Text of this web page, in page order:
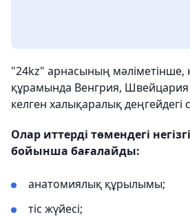
"24kz" арнасының
құрамында Венгрия,
келген халықаралық
Олар иттерді төмендегі
бойынша бағалайды:
анатомиялық құрылымы;
тіс жүйесі;